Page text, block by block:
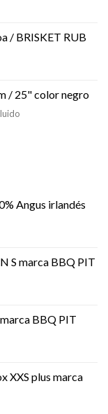
/ BRISKET RUB
/ 25" color negro
Angus irlandés
S marca BBQ PIT
BBQ PIT
XXS plus marca